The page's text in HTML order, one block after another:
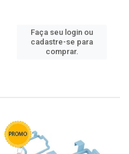
Faça seu login ou
cadastre-se para
comprar.